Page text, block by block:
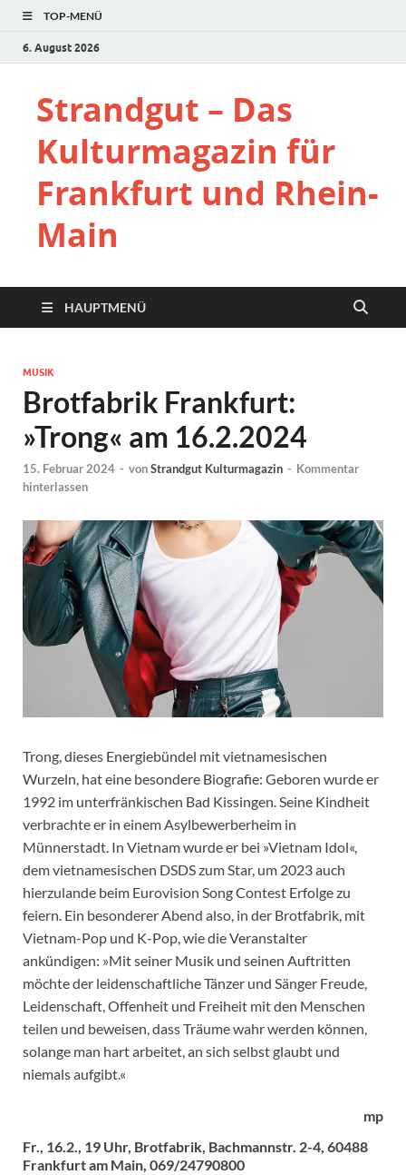
TOP-MENÜ
6. August 2026
Strandgut – Das
Kulturmagazin für
Frankfurt und Rhein-
Main
HAUPTMENÜ
MUSIK
Brotfabrik Frankfurt:
»Trong« am 16.2.2024
15. Februar 2024 - vonStrandgut Kulturmagazin - Kommentar
hinterlassen
Trong, dieses Energiebündel mit vietnamesischen
Wurzeln, hat eine besondere Biografie: Geboren wurde er
1992 im unterfränkischen Bad Kissingen. Seine Kindheit
verbrachte er in einem Asylbewerberheim in
Münnerstadt. In Vietnam wurde er bei »Vietnam Idol«,
dem vietnamesischen DSDS zum Star, um 2023 auch
hierzulande beim Eurovision Song Contest Erfolge zu
feiern. Ein besonderer Abend also, in der Brotfabrik, mit
Vietnam-Pop und K-Pop, wie die Veranstalter
ankündigen: »Mit seiner Musik und seinen Auftritten
möchte der leidenschaftliche Tänzer und Sänger Freude,
Leidenschaft, Offenheit und Freiheit mit den Menschen
teilen und beweisen, dass Träume wahr werden können,
solange man hart arbeitet, an sich selbst glaubt und
niemals aufgibt.«
mp
Fr., 16.2., 19 Uhr, Brotfabrik, Bachmannstr. 2-4, 60488
Frankfurt am Main, 069/24790800